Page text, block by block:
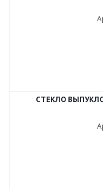
СТЕКЛО